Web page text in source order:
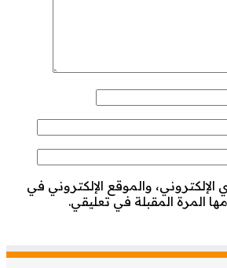
والموقع الإلكتروني في
المرة المقبلة في تعليقي.